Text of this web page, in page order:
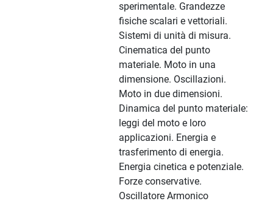
sperimentale. Grandezze
fisiche scalari e vettoriali.
Sistemi di unità di misura.
Cinematica del punto
materiale. Moto in una
dimensione. Oscillazioni.
Moto in due dimensioni.
Dinamica del punto materiale:
leggi del moto e loro
applicazioni. Energia e
trasferimento di energia.
Energia cinetica e potenziale.
Forze conservative.
Oscillatore Armonico